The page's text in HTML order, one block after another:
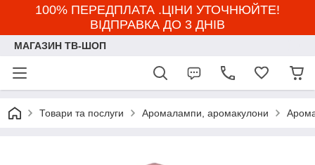
100% ПЕРЕДПЛАТА .ЦІНИ УТОЧНЮЙТЕ!
ВІДПРАВКА ДО 3 ДНІВ
МАГАЗИН ТВ-ШОП
Товари та послуги Аромалампи, аромакулони